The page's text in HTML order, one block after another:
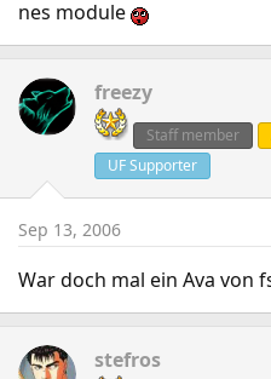
nes module
freezy
Staff member
UF Supporter
Sep 13, 2006
War doch mal ein Ava von
stefros